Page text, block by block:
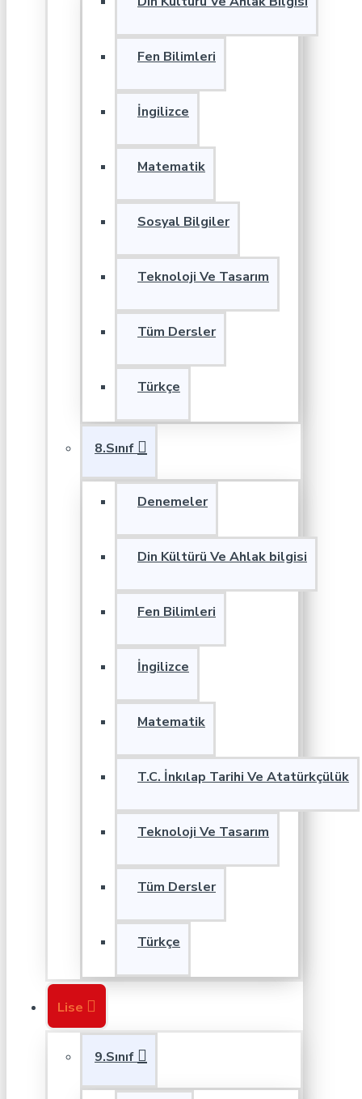
Fen Bilimleri
İngilizce
Matematik
Sosyal Bilgiler
Teknoloji Ve Tasarım
Tüm Dersler
Türkçe
8.Sınıf
Denemeler
Din Kültürü Ve Ahlak bilgisi
Fen Bilimleri
İngilizce
Matematik
T.C. İnkılap Tarihi Ve Atatürkçülük
Teknoloji Ve Tasarım
Tüm Dersler
Türkçe
Lise
9.Sınıf